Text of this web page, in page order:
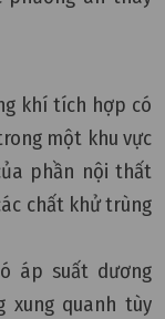
khí tích hợp có
một khu vực
phần nội thất
chất khử trùng
áp suất dương
xung quanh tùy